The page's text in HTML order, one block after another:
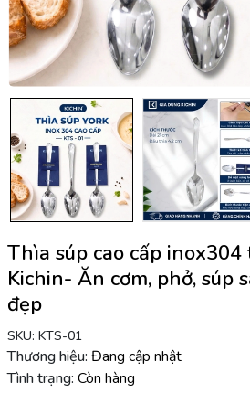
Thìa súp cao cấp
Kichin- Ăn cơm, phở, súp
đẹp
SKU: KTS-01
Thương hiệu: Đang cập nhật
Tình trạng: Còn hàng